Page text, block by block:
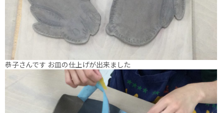
恭子さんです お皿の仕上げが出来ました